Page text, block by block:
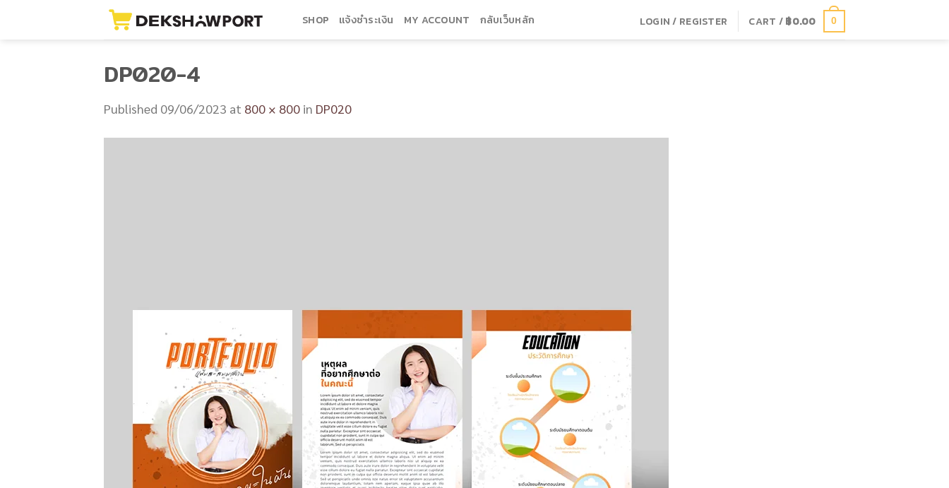
SHOP แจ้งชำระเงิน MY ACCOUNT กลับเว็บหลัก LOGIN / REGISTER CART /฿0.00 0
DP020-4
Published 09/06/2023 at 800 × 800 in DP020